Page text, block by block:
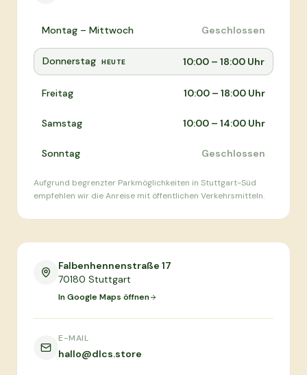
Montag – Mittwoch Geschlossen
Donnerstag HEUTE 10:00 – 18:00 Uhr
Freitag 10:00 – 18:00 Uhr
Samstag 10:00 – 14:00 Uhr
Sonntag Geschlossen
Aufgrund begrenzter Parkmöglichkeiten in Stuttgart-Süd
empfehlen wir die Anreise mit öffentlichen Verkehrsmitteln.
Falbenhennenstraße 17
70180 Stuttgart
In Google Maps öffnen
E-MAIL
hallo@dlcs.store